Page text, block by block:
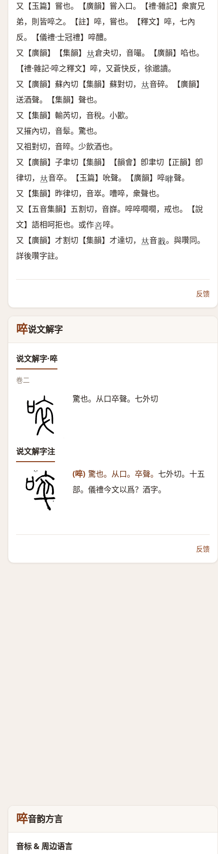
又【玉篇】嘗也。【廣韻】嘗入口。【禮·雜記】衆賔兄
弟，則皆啐之。【註】啐，嘗也。【釋文】啐，七內
反。【儀禮·士冠禮】啐醴。
又【廣韻】【集韻】 𠀤倉夬切，音嘬。【廣韻】啗也。
【禮·雜記·啐之釋文】啐，又蒼快反，徐邈讀。
又【廣韻】蘇內切【集韻】蘇對切， 𠀤音碎。【廣韻】
送酒聲。【集韻】聲也。
又【集韻】輸芮切，音稅。小歠。
又摧內切，音䯿。驚也。
又祖對切，音晬。少飲酒也。
又【廣韻】子聿切【集韻】【韻會】卽聿切【正韻】卽
律切， 𠀤音卒。【玉篇】吮聲。【廣韻】啐𠷈聲。
又【集韻】昨律切，音崒。嘈啐，衆聲也。
又【五音集韻】五割切，音嶭。啐啐㗴㗴，戒也。【說
文】語相呵拒也。或作𠱫 㖕。
又【廣韻】才割切【集韻】才達切， 𠀤音𡾃 。與囋同。
詳後囋字註。
反馈
啐说文解字
说文解字·啐
卷二
驚也。从口卒聲。七外切
说文解字注
(啐) 驚也。从口。卒聲。 七外切。十五
部。儀禮今文以爲？酒字。
反馈
啐音韵方言
音标 & 周边语言